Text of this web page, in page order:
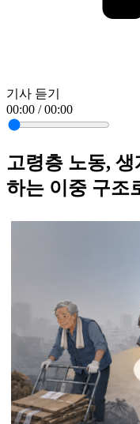
기사 듣기
00:00 / 00:00
고령층 노동,
하는 이중 구조